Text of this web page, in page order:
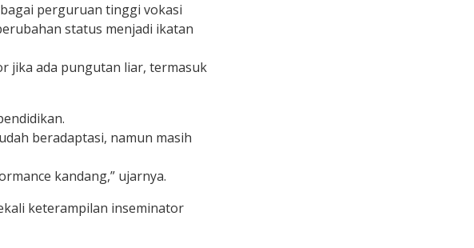
perguruan tinggi vokasi
status menjadi ikatan
jika ada pungutan liar, termasuk
beradaptasi, namun masih
kandang,” ujarnya.
keterampilan inseminator